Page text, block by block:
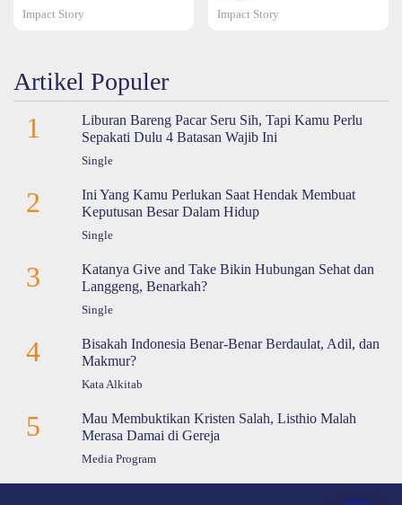
Impact Story Impact Story
Artikel Populer
1
Liburan Bareng Pacar Seru Sih, Tapi Kamu Perlu
Sepakati Dulu 4 Batasan Wajib Ini
Single
2
Ini Yang Kamu Perlukan Saat Hendak Membuat
Keputusan Besar Dalam Hidup
Single
3
Katanya Give and Take Bikin Hubungan Sehat dan
Langgeng, Benarkah?
Single
4
Bisakah Indonesia Benar-Benar Berdaulat, Adil, dan
Makmur?
Kata Alkitab
5
Mau Membuktikan Kristen Salah, Listhio Malah
Merasa Damai di Gereja
Media Program